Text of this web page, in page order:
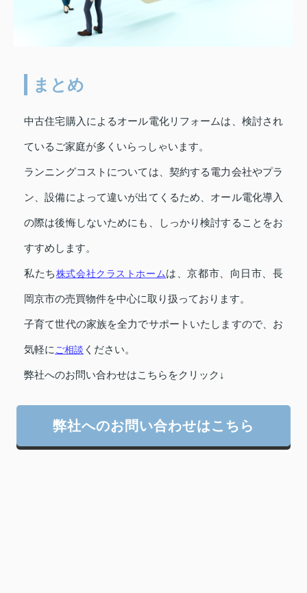
まとめ
中古住宅購入によるオール電化リフォームは、検討され
ているご家庭が多くいらっしゃいます。
ランニングコストについては、契約する電力会社やプラ
ン、設備によって違いが出てくるため、オール電化導入
の際は後悔しないためにも、しっかり検討することをお
すすめします。
私たち株式会社クラストホームは、京都市、向日市、長
岡京市の売買物件を中心に取り扱っております。
子育て世代の家族を全力でサポートいたしますので、お
気軽にご相談 ください。
弊社へのお問い合わせはこちらをクリック↓
弊社へのお問い合わせはこちら